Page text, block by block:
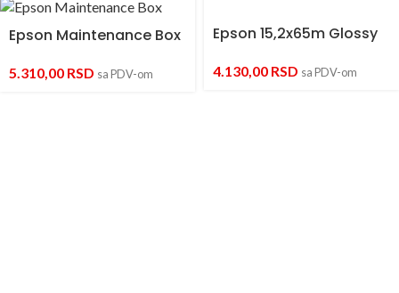
Epson Maintenance Box
5.310,00 RSD sa PDV-om
Epson 15,2x65m Glossy
4.130,00 RSD sa PDV-om